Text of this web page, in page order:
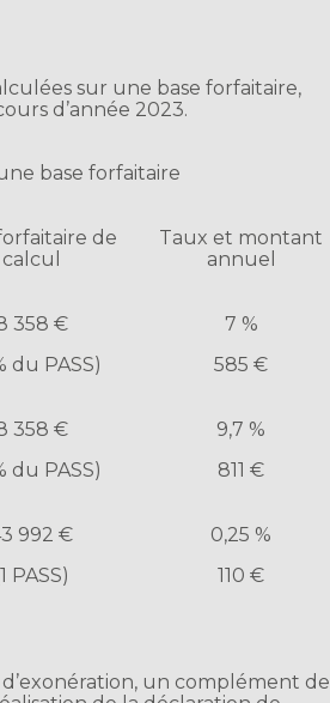
sur une base forfaitaire,
d’année 2023.
base forfaitaire
de
calcul
Taux et montant
annuel
358 €
du PASS)
7 %
585 €
358 €
du PASS)
9,7 %
811 €
992 €
PASS)
0,25 %
110 €
d’exonération, un complément de